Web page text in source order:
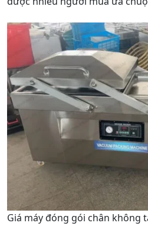
Giá máy đóng gói chân không